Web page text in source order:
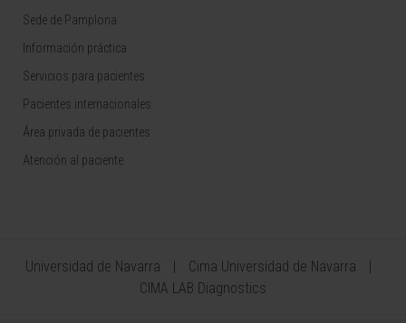
Sede de Pamplona
Información práctica
Servicios para pacientes
Pacientes internacionales
Área privada de pacientes
Atención al paciente
Universidad de Navarra
Cima Universidad de Navarra
CIMA LAB Diagnostics